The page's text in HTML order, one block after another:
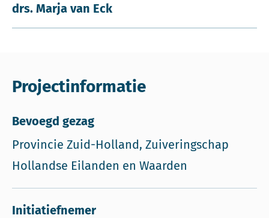
drs. Marja van Eck
Projectinformatie
Bevoegd gezag
Provincie Zuid-Holland, Zuiveringschap
Hollandse Eilanden en Waarden
Initiatiefnemer